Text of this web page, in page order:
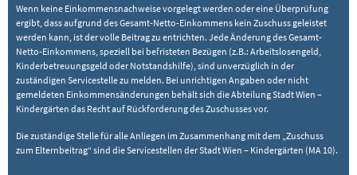
Wenn keine Einkommensnachweise vorgelegt werden oder eine Überprüfung
ergibt, dass aufgrund des Gesamt-Netto-Einkommens kein Zuschuss geleistet
werden kann, ist der volle Beitrag zu entrichten. Jede Änderung des Gesamt-
Netto-Einkommens, speziell bei befristeten Bezügen (z.B.: Arbeitslosengeld,
Kinderbetreuungsgeld oder Notstandshilfe), sind unverzüglich in der
zuständigen Servicestelle zu melden. Bei unrichtigen Angaben oder nicht
gemeldeten Einkommensänderungen behält sich die Abteilung Stadt Wien –
Kindergärten das Recht auf Rückforderung des Zuschusses vor.
Die zuständige Stelle für alle Anliegen im Zusammenhang mit dem „Zuschuss
zum Elternbeitrag“ sind die Servicestellen der Stadt Wien – Kindergärten (MA 10).